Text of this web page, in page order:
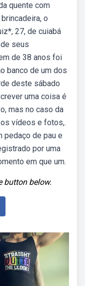
quente com
o
27, de cuiabá
seus
de 38 anos foi
banco de um dos
deste sábado
uma coisa é
mas no caso da
vídeos e fotos,.
pedaço de pau e
por uma
em que um.
button below.